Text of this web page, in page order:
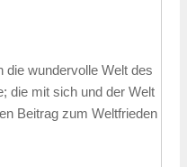
die wundervolle Welt des
die mit sich und der Welt
Beitrag zum Weltfrieden